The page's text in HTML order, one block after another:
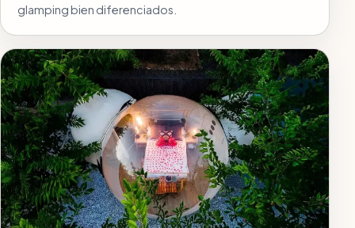
glamping bien diferenciados.